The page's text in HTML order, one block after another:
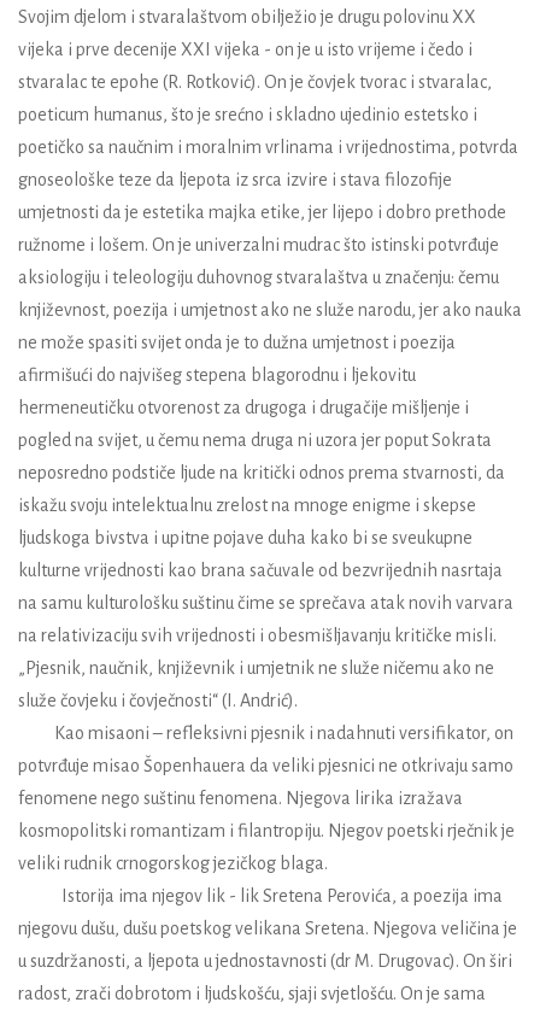
Svojim djelom i stvaralaštvom obilježio je drugu polovinu XX
vijeka i prve decenije XXI vijeka - on je u isto vrijeme i čedo i
stvaralac te epohe (R. Rotković). On je čovjek tvorac i stvaralac,
poeticum humanus, što je srećno i skladno ujedinio estetsko i
poetičko sa naučnim i moralnim vrlinama i vrijednostima, potvrda
gnoseološke teze da ljepota iz srca izvire i stava filozofije
umjetnosti da je estetika majka etike, jer lijepo i dobro prethode
ružnome i lošem. On je univerzalni mudrac što istinski potvrđuje
aksiologiju i teleologiju duhovnog stvaralaštva u značenju: čemu
književnost, poezija i umjetnost ako ne služe narodu, jer ako nauka
ne može spasiti svijet onda je to dužna umjetnost i poezija
afirmišući do najvišeg stepena blagorodnu i ljekovitu
hermeneutičku otvorenost za drugoga i drugačije mišljenje i
pogled na svijet, u čemu nema druga ni uzora jer poput Sokrata
neposredno podstiče ljude na kritički odnos prema stvarnosti, da
iskažu svoju intelektualnu zrelost na mnoge enigme i skepse
ljudskoga bivstva i upitne pojave duha kako bi se sveukupne
kulturne vrijednosti kao brana sačuvale od bezvrijednih nasrtaja
na samu kulturološku suštinu čime se sprečava atak novih varvara
na relativizaciju svih vrijednosti i obesmišljavanju kritičke misli.
„Pjesnik, naučnik, književnik i umjetnik ne služe ničemu ako ne
služe čovjeku i čovječnosti“ (I. Andrić).
Kao misaoni – refleksivni pjesnik i nadahnuti versifikator, on
potvrđuje misao Šopenhauera da veliki pjesnici ne otkrivaju samo
fenomene nego suštinu fenomena. Njegova lirika izražava
kosmopolitski romantizam i filantropiju. Njegov poetski rječnik je
veliki rudnik crnogorskog jezičkog blaga.
Istorija ima njegov lik - lik Sretena Perovića, a poezija ima
njegovu dušu, dušu poetskog velikana Sretena. Njegova veličina je
u suzdržanosti, a ljepota u jednostavnosti (dr M. Drugovac). On širi
radost, zrači dobrotom i ljudskošću, sjaji svjetlošću. On je sama